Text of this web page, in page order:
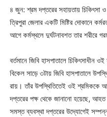
৪ জুন: শ্রম দপ্তরের সহায়তায় চিকিৎসা ও
ত্রিপুরা জেলার একটি মিষ্টির দোকানে
আগে কর্মস্থলে দুর্ঘটনাবশত তার শরীরে
বর্তমানে জিবি হাসপাতালে
বিকেল সাড়ে ৩টায় জিবি হাসপাতালে
রায়। তাঁর উপস্থিতিতেই ওই শ্রমিককে
দপ্তরের পক্ষ থেকে জানানো হয়েছে,
সমস্ত ব্যবস্থা দপ্তরের উদ্যোগেই